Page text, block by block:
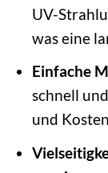
UV-
was eine
Einfache
schnell
und